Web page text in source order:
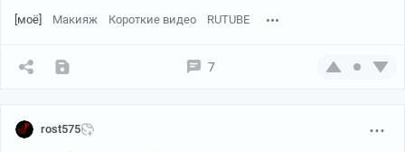
[моё] Макияж Короткие видео RUTUBE
7
rost575